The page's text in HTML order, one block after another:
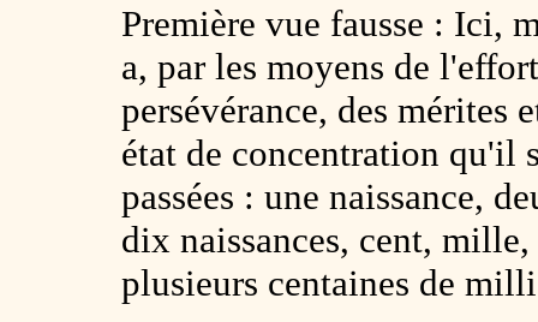
Première vue fausse : Ici,
a, par les moyens de
persévérance, des
état de concentration qu'il
passées : une naissance,
dix naissances, cent,
plusieurs centaines de